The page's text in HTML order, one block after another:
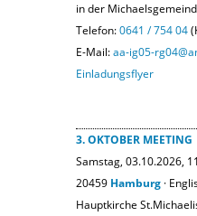
in der
Telefon:0641 / 754 04
E-Mail:aa-ig05-
Einladungsflyer
3. OKTOBER MEETING
Samstag, 03.10.2026,
20459 Hamburg ·
Hauptkirche